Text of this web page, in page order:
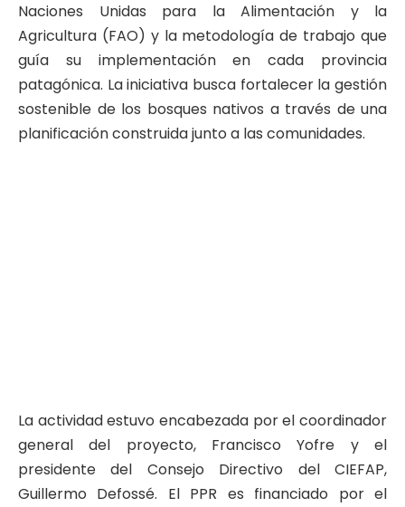
Naciones Unidas para la Alimentación y la
Agricultura (FAO) y la metodología de trabajo que
guía su implementación en cada provincia
patagónica. La iniciativa busca fortalecer la gestión
sostenible de los bosques nativos a través de una
planificación construida junto a las comunidades.
La actividad estuvo encabezada por el coordinador
general del proyecto, Francisco Yofre y el
presidente del Consejo Directivo del CIEFAP,
Guillermo Defossé. El PPR es financiado por el